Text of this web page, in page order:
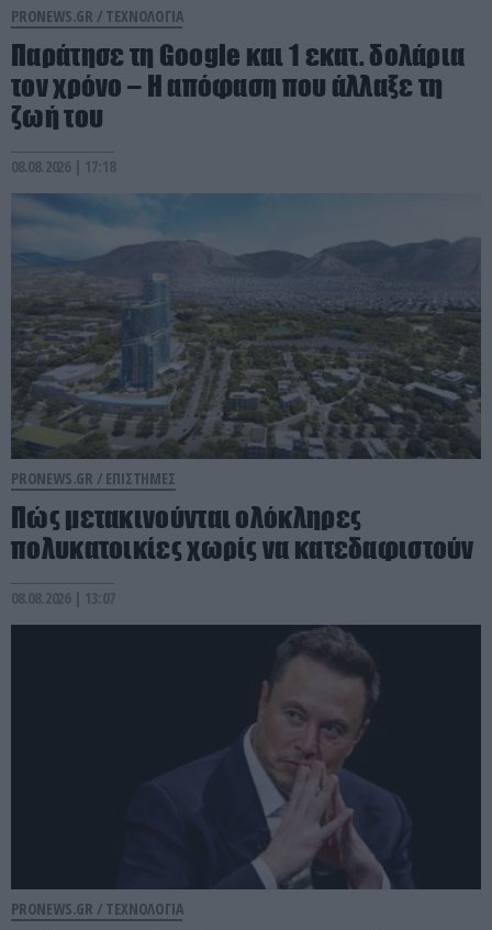
PRONEWS.GR / ΤΕΧΝΟΛΟΓΙΑ
Παράτησε τη Google και 1 εκατ. δολάρια
τον χρόνο – Η απόφαση που άλλαξε τη
ζωή του
08.08.2026 | 17:18
PRONEWS.GR / ΕΠΙΣΤΗΜΕΣ
Πώς μετακινούνται ολόκληρες
πολυκατοικίες χωρίς να κατεδαφιστούν
08.08.2026 | 13:07
PRONEWS.GR / ΤΕΧΝΟΛΟΓΙΑ